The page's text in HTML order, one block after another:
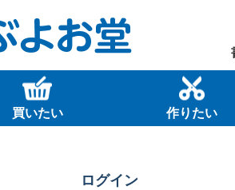
買いたい 作りたい
ログイン